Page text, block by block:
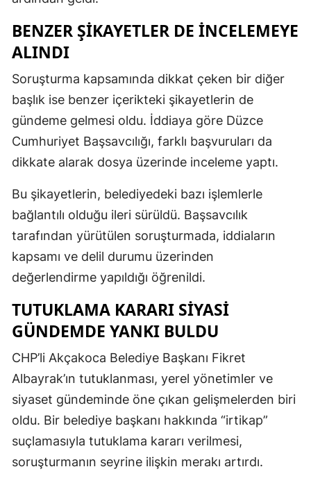
BENZER ŞIKAYETLER DE INCELEMEYE
ALINDI
Soruşturma kapsamında dikkat çeken bir diğer
başlık ise benzer içerikteki şikayetlerin de
gündeme gelmesi oldu. İddiaya göre Düzce
Cumhuriyet Başsavcılığı, farklı başvuruları da
dikkate alarak dosya üzerinde inceleme yaptı.
Bu şikayetlerin, belediyedeki bazı işlemlerle
bağlantılı olduğu ileri sürüldü. Başsavcılık
tarafından yürütülen soruşturmada, iddiaların
kapsamı ve delil durumu üzerinden
değerlendirme yapıldığı öğrenildi.
TUTUKLAMA KARARI SIYASI
GÜNDEMDE YANKI BULDU
CHP’li Akçakoca Belediye Başkanı Fikret
Albayrak’ın tutuklanması, yerel yönetimler ve
siyaset gündeminde öne çıkan gelişmelerden biri
oldu. Bir belediye başkanı hakkında “irtikap”
suçlamasıyla tutuklama kararı verilmesi,
soruşturmanın seyrine ilişkin merakı artırdı.